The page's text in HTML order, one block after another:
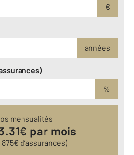
€
années
%
mensualités
€ par mois
875€ d’assurances)